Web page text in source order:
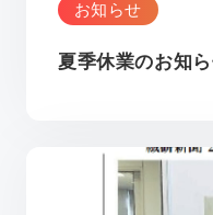
お知らせ
夏季休業のお知